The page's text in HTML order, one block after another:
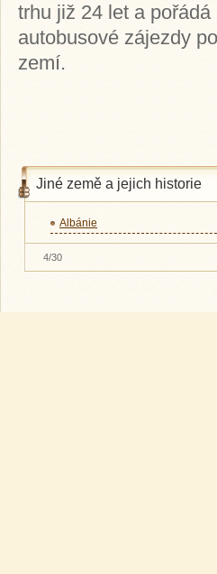
trhu již 24 let a pořádá
autobusové zájezdy
zemí.
Jiné země a jejich historie
Albánie
4/30